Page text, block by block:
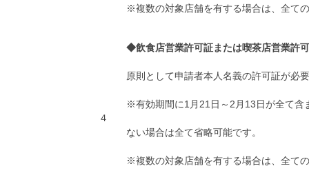
※複数の対象店舗を有する場合は、全て
４
◆飲食店営業許可証または喫茶店営業許
原則として申請者本人名義の許可証が必
※有効期間に1月21日～2月13日が全て含
ない場合は全て省略可能です。
※複数の対象店舗を有する場合は、全て